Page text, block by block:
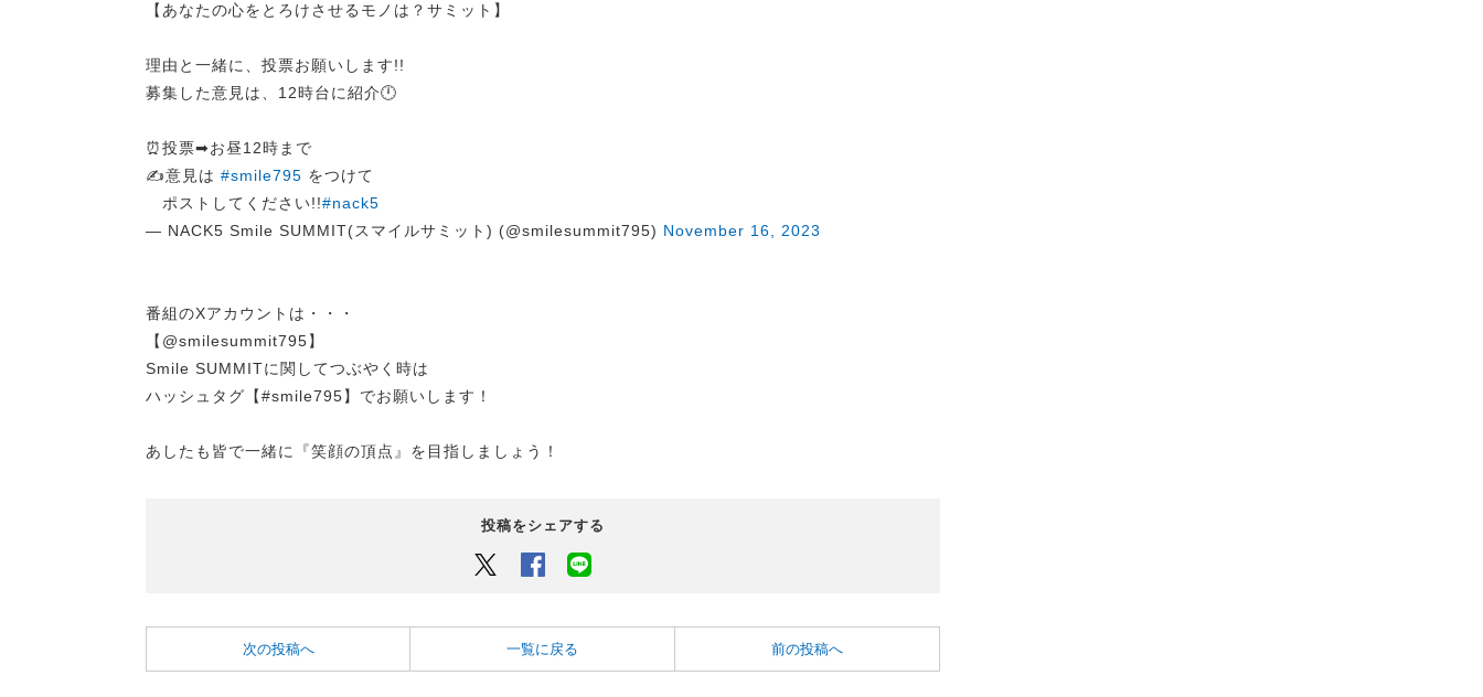
【あなたの心をとろけさせるモノは？サミット】
理由と一緒に、投票お願いします!!
募集した意見は、12時台に紹介🕛
⏰投票➡︎お昼12時まで
✍️意見は #smile795 をつけて
ポストしてください!!#nack5
— NACK5 Smile SUMMIT(スマイルサミット) (@smilesummit795) November 16, 2023
番組のXアカウントは・・・
【@smilesummit795】
Smile SUMMITに関してつぶやく時は
ハッシュタグ【#smile795】でお願いします！
あしたも皆で一緒に『笑顔の頂点』を目指しましょう！
投稿をシェアする
Twitter Facebook
次の投稿へ 一覧に戻る 前の投稿へ